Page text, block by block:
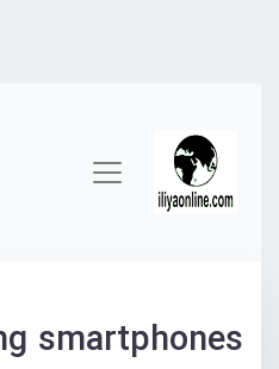
smartphones